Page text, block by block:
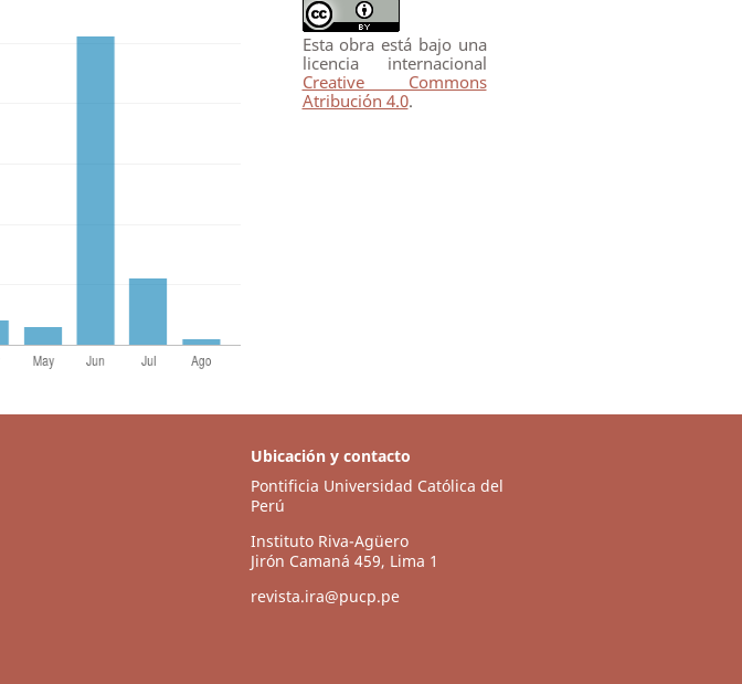
Esta obra está bajo una
licencia internacional
Creative Commons
Atribución 4.0.
Ubicación y contacto
Pontificia Universidad Católica del
Perú
Instituto Riva-Agüero
Jirón Camaná 459, Lima 1
revista.ira@pucp.pe